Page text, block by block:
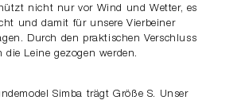
nicht nur vor Wind und Wetter, es
und damit für unsere Vierbeiner
Durch den praktischen Verschluss
Leine gezogen werden.
Simba trägt Größe S. Unser